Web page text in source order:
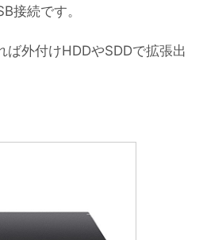
接続です。
ば外付けHDDやSDDで拡張出